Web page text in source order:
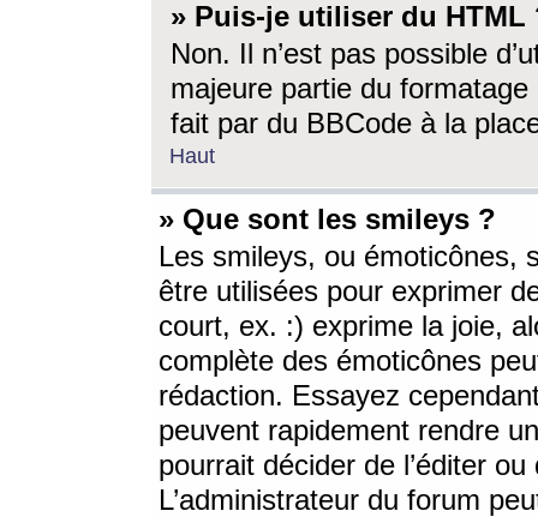
» Puis-je utiliser du HTML
Non. Il n’est pas possible
majeure partie du
fait par du BBCode à la
Haut
» Que sont les smileys ?
Les smileys, ou émoticônes,
être utilisées pour exprimer
court, ex. :) exprime la joie,
complète des émoticônes
rédaction. Essayez
peuvent rapidement rendre
pourrait décider de l’éditer
L’administrateur du forum